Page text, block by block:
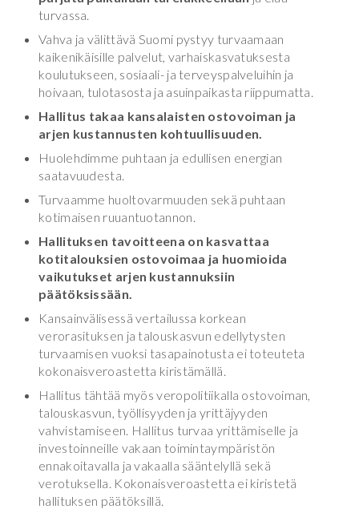
turvassa.
Vahva ja välittävä Suomi pystyy turvaamaan
kaikenikäisille palvelut, varhaiskasvatuksesta
koulutukseen, sosiaali- ja terveyspalveluihin ja
hoivaan, tulotasosta ja asuinpaikasta riippumatta.
Hallitus takaa kansalaisten ostovoiman ja
arjen kustannusten kohtuullisuuden.
Huolehdimme puhtaan ja edullisen energian
saatavuudesta.
Turvaamme huoltovarmuuden sekä puhtaan
kotimaisen ruuantuotannon.
Hallituksen tavoitteena on kasvattaa
kotitalouksien ostovoimaa ja huomioida
vaikutukset arjen kustannuksiin
päätöksissään.
Kansainvälisessä vertailussa korkean
verorasituksen ja talouskasvun edellytysten
turvaamisen vuoksi tasapainotusta ei toteuteta
kokonaisveroastetta kiristämällä.
Hallitus tähtää myös veropolitiikalla ostovoiman,
talouskasvun, työllisyyden ja yrittäjyyden
vahvistamiseen. Hallitus turvaa yrittämiselle ja
investoinneille vakaan toimintaympäristön
ennakoitavalla ja vakaalla sääntelyllä sekä
verotuksella. Kokonaisveroastetta ei kiristetä
hallituksen päätöksillä.